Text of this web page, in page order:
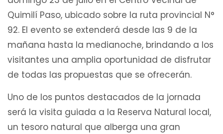
Quimilí Paso, ubicado sobre la ruta provincial N°
92. El evento se extenderá desde las 9 de la
mañana hasta la medianoche, brindando a los
visitantes una amplia oportunidad de disfrutar
de todas las propuestas que se ofrecerán.
Uno de los puntos destacados de la jornada
será la visita guiada a la Reserva Natural local,
un tesoro natural que alberga una gran